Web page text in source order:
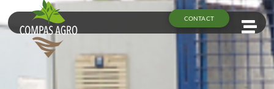
CONTACT